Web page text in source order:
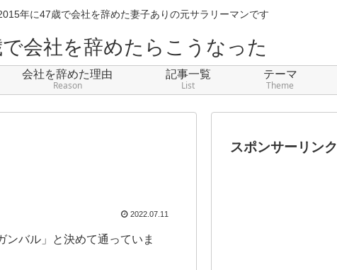
年に47歳で会社を辞めた妻子ありの元サラリーマンです
会社を辞めたらこうなった
会社を辞めた理由
Reason
記事一覧
List
テーマ
Theme
2022.07.11
ンバル」と決めて通っていま
スポンサーリンク